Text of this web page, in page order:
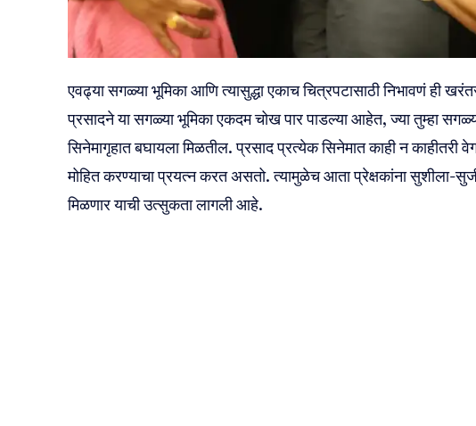
एवढ्या सगळ्या भूमिका आणि त्यासुद्धा एकाच चित्रपटासाठी निभावणं ही
प्रसादने या सगळ्या भूमिका एकदम चोख पार पाडल्या आहेत, ज्या तुम्हा
सिनेमागृहात बघायला मिळतील. प्रसाद प्रत्येक सिनेमात काही न काहीतरी
मोहित करण्याचा प्रयत्न करत असतो. त्यामुळेच आता प्रेक्षकांना सुशीला-
मिळणार याची उत्सुकता लागली आहे.